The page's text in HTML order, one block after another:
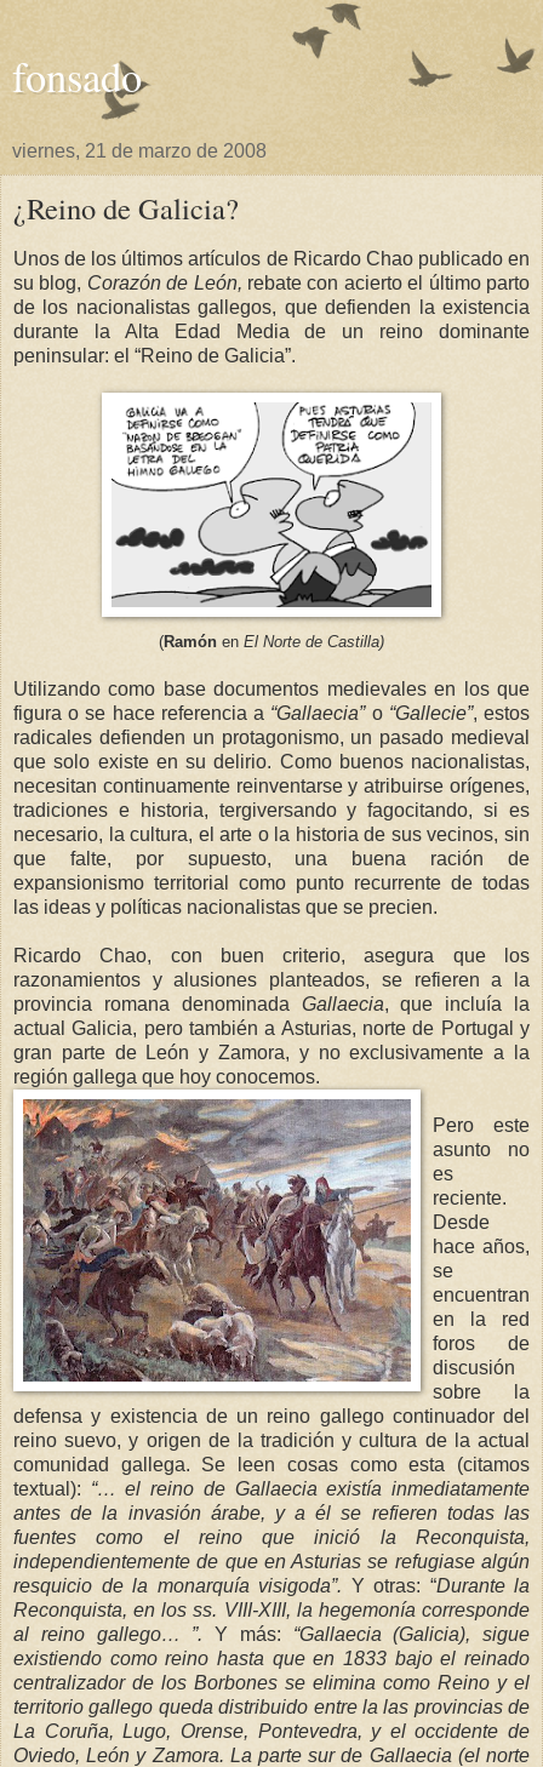
fonsado
viernes, 21 de marzo de 2008
¿Reino de Galicia?
Unos de los últimos artículos de Ricardo Chao publicado en
su blog, Corazón de León, rebate con acierto el último parto
de los nacionalistas gallegos, que defienden la existencia
durante
la Alta Edad Media de un reino dominante
peninsular: el “Reino de Galicia”.
(Ramón en El Norte de Castilla)
Utilizando como base documentos medievales en los que
figura o se hace referencia a “Gallaecia”o “Gallecie”, estos
radicales defienden un protagonismo, un pasado medieval
que solo existe en su delirio. Como buenos nacionalistas,
necesitan continuamente reinventarse y atribuirse orígenes,
tradiciones e historia, tergiversando y fagocitando, si es
necesario, la cultura, el arte o la historia de sus vecinos, sin
que falte, por supuesto, una buena ración de
expansionismo territorial como punto recurrente de todas
las ideas y políticas nacionalistas que se precien.
Ricardo Chao, con buen criterio, asegura que los
razonamientos y alusiones planteados, se refieren a la
provincia romana denominada Gallaecia, que incluía la
actual Galicia, pero también a Asturias, norte de Portugal y
gran parte de León y Zamora, y no exclusivamente a la
región gallega que hoy conocemos.
Pero este
asunto no
es
reciente.
Desde
hace años,
se
encuentran
en la red
foros de
discusión
sobre la
defensa y existencia de un reino gallego continuador del
reino suevo, y origen de la tradición y cultura de la actual
comunidad gallega. Se leen cosas como esta (citamos
textual): “… el reino de Gallaecia existía inmediatamente
antes de la invasión árabe, y a él se refieren todas las
fuentes como el reino que inició la Reconquista,
independientemente de que en Asturias se refugiase algún
resquicio de la monarquía visigoda”. Y otras: “Durante la
Reconquista, en los ss. VIII-XIII, la hegemonía corresponde
al reino gallego… ”. Y más: “Gallaecia (Galicia), sigue
existiendo como reino hasta que en 1833 bajo el reinado
centralizador de los Borbones se elimina como Reino y el
territorio gallego queda distribuido entre la las provincias de
La Coruña, Lugo, Orense, Pontevedra, y el occidente de
Oviedo, León y Zamora. La parte sur de Gallaecia (el norte